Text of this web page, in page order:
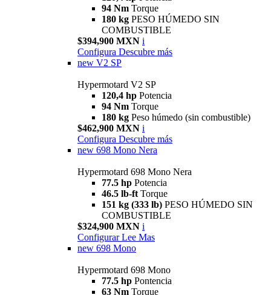
94 Nm Torque
180 kg PESO HÚMEDO SIN
COMBUSTIBLE
$394,900 MXN i
Configura Descubre más
new V2 SP
Hypermotard V2 SP
120,4 hp Potencia
94 Nm Torque
180 kg Peso húmedo (sin combustible)
$462,900 MXN i
Configura Descubre más
new 698 Mono Nera
Hypermotard 698 Mono Nera
77.5 hp Potencia
46.5 lb-ft Torque
151 kg (333 lb) PESO HÚMEDO SIN
COMBUSTIBLE
$324,900 MXN i
Configurar Lee Mas
new 698 Mono
Hypermotard 698 Mono
77.5 hp Pontencia
63 Nm Torque